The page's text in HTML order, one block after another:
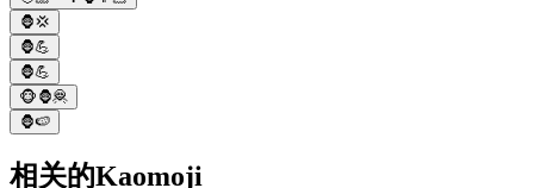
🦍💢
🦍💪
🦍💪
🐵🦍🦧
🦍🍉
相关的Kaomoji